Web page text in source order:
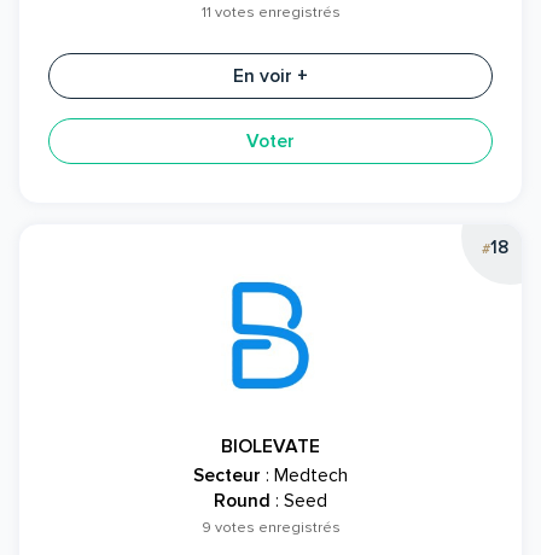
11 votes enregistrés
En voir +
Voter
#18
BIOLEVATE
Secteur : Medtech
Round : Seed
9 votes enregistrés